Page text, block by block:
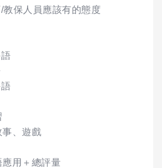
保人員應該有的態度
、遊戲
用＋總評量